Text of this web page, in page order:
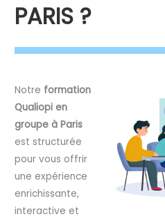
PARIS ?
Notre formation
Qualiopi en
groupe à Paris
est structurée
pour vous offrir
une expérience
enrichissante,
interactive et